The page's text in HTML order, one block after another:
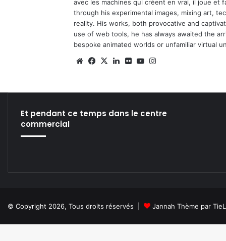
avec les machines qui créent en vrai, il joue et
through his experimental images, mixing art,
reality. His works, both provocative and
use of web tools, he has always awaited the
bespoke animated worlds or unfamiliar virtual
WebsiteFacebook
X Linkedin
FlickrYouTube
Et pendant ce temps dans le centre
commercial
© Copyright 2026, Tous droits réservés | Jannah Thème par